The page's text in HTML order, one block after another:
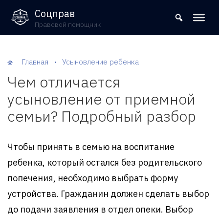
8 (800) 302-09-37
Соцправ
Правовой помощник
Главная Усыновление ребенка
Чем отличается
усыновление от приемной
семьи? Подробный разбор
Чтобы принять в семью на воспитание
ребенка, который остался без родительского
попечения, необходимо выбрать форму
устройства. Гражданин должен сделать выбор
до подачи заявления в отдел опеки. Выбор